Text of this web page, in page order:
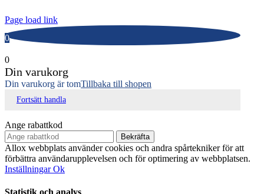
Page load link
0
0
Din varukorg
Din varukorg är tomTillbaka till shopen
Fortsätt handla
Ange rabattkod
Bekräfta
Allox webbplats använder cookies och andra spårtekniker för att
förbättra användarupplevelsen och för optimering av webbplatsen.
InställningarOk